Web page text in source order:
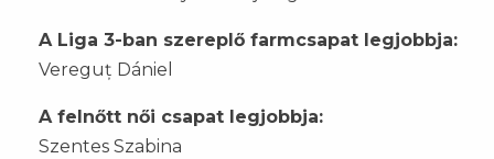
A Liga 3-ban szereplő farmcsapat legjobbja:
Vereguț Dániel
A felnőtt női csapat legjobbja:
Szentes Szabina